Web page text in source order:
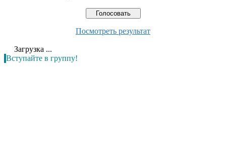
Посмотреть результат
Загрузка ...
Вступайте в группу!